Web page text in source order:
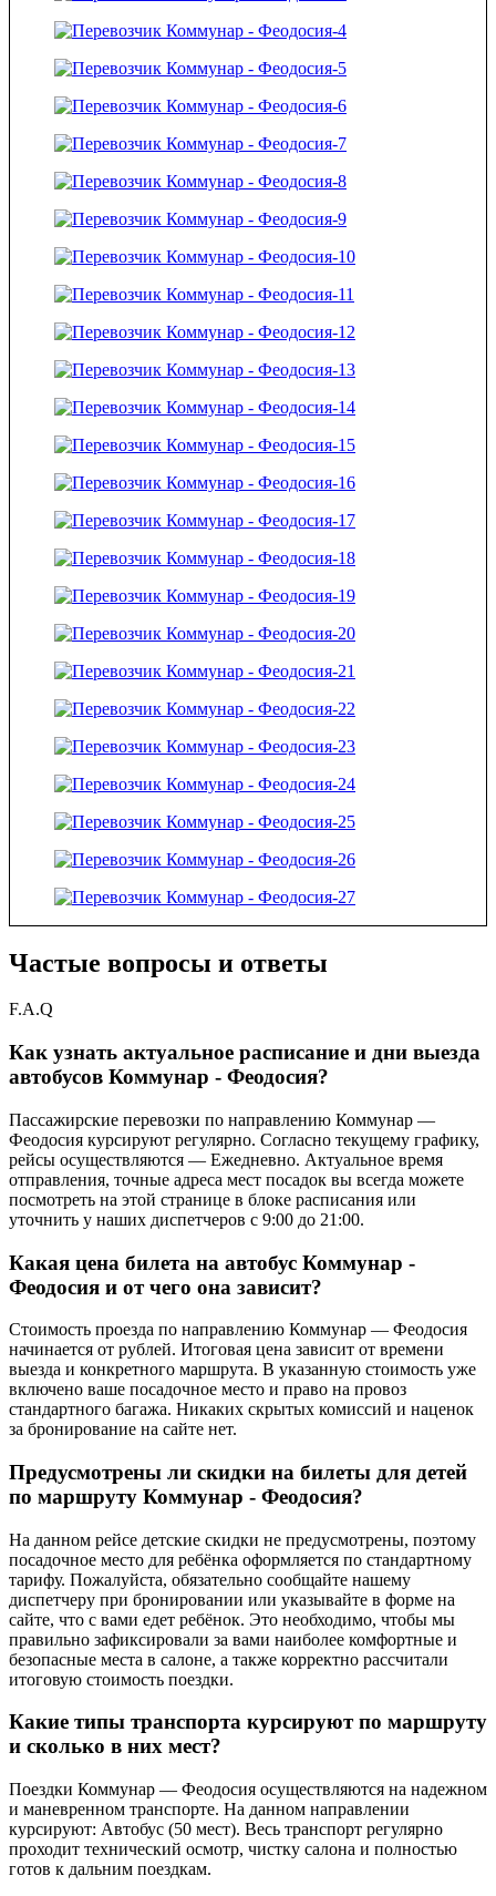
Частые вопросы и ответы
F.A.Q
Как узнать актуальное расписание и дни выезда
автобусов Коммунар - Феодосия?
Пассажирские перевозки по направлению Коммунар —
Феодосия курсируют регулярно. Согласно текущему графику,
рейсы осуществляются — Ежедневно. Актуальное время
отправления, точные адреса мест посадок вы всегда можете
посмотреть на этой странице в блоке расписания или
уточнить у наших диспетчеров с 9:00 до 21:00.
Какая цена билета на автобус Коммунар -
Феодосия и от чего она зависит?
Стоимость проезда по направлению Коммунар — Феодосия
начинается от рублей. Итоговая цена зависит от времени
выезда и конкретного маршрута. В указанную стоимость уже
включено ваше посадочное место и право на провоз
стандартного багажа. Никаких скрытых комиссий и наценок
за бронирование на сайте нет.
Предусмотрены ли скидки на билеты для детей
по маршруту Коммунар - Феодосия?
На данном рейсе детские скидки не предусмотрены, поэтому
посадочное место для ребёнка оформляется по стандартному
тарифу. Пожалуйста, обязательно сообщайте нашему
диспетчеру при бронировании или указывайте в форме на
сайте, что с вами едет ребёнок. Это необходимо, чтобы мы
правильно зафиксировали за вами наиболее комфортные и
безопасные места в салоне, а также корректно рассчитали
итоговую стоимость поездки.
Какие типы транспорта курсируют по маршруту
и сколько в них мест?
Поездки Коммунар — Феодосия осуществляются на надежном
и маневренном транспорте. На данном направлении
курсируют: Автобус (50 мест). Весь транспорт регулярно
проходит технический осмотр, чистку салона и полностью
готов к дальним поездкам.